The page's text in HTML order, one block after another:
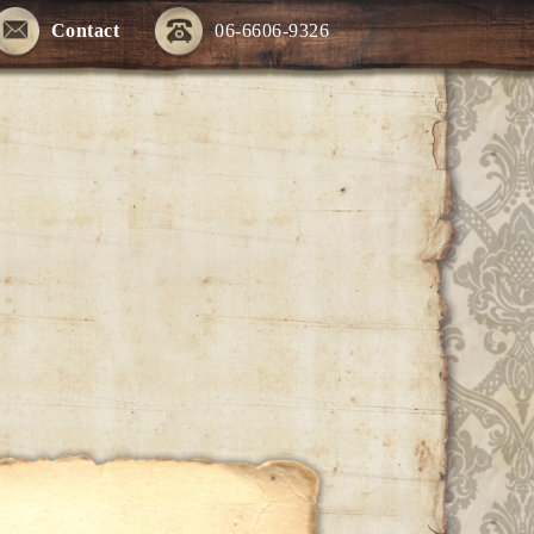
06-6606-9326
Contact